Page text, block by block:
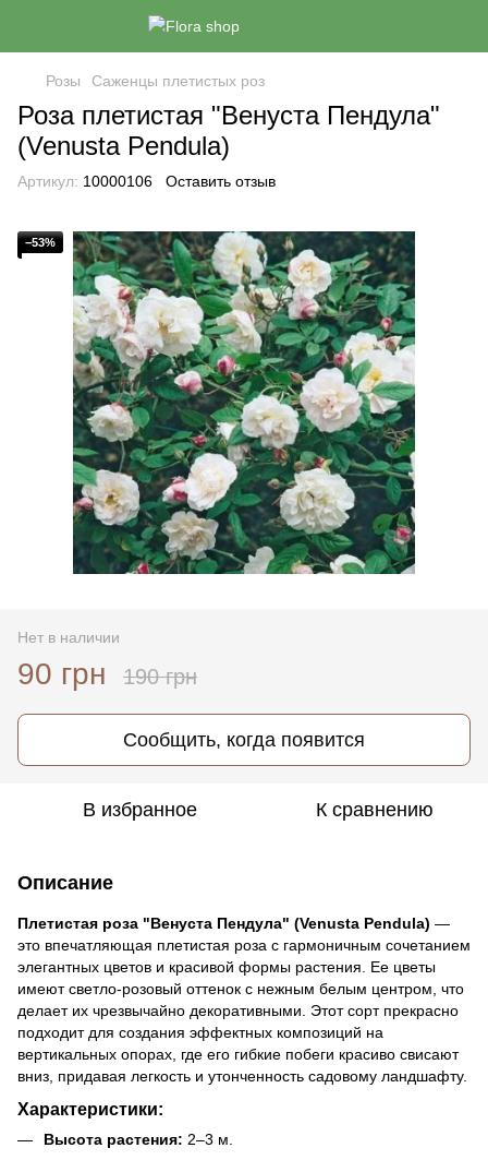
Розы Саженцы плетистых роз
Роза плетистая "Венуста Пендула"
(Venusta Pendula)
Артикул: 10000106 Оставить отзыв
−53%
Нет в наличии
90 грн 190 грн
Сообщить, когда появится
В избранное К сравнению
Описание
Плетистая роза "Венуста Пендула" (Venusta Pendula) —
это впечатляющая плетистая роза с гармоничным сочетанием
элегантных цветов и красивой формы растения. Ее цветы
имеют светло-розовый оттенок с нежным белым центром, что
делает их чрезвычайно декоративными. Этот сорт прекрасно
подходит для создания эффектных композиций на
вертикальных опорах, где его гибкие побеги красиво свисают
вниз, придавая легкость и утонченность садовому ландшафту.
Характеристики:
Высота растения: 2–3 м.